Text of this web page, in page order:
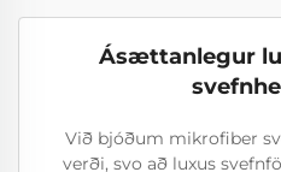
Ásættanlegur
Við bjóðum mikrofiber
verði, svo að luxus